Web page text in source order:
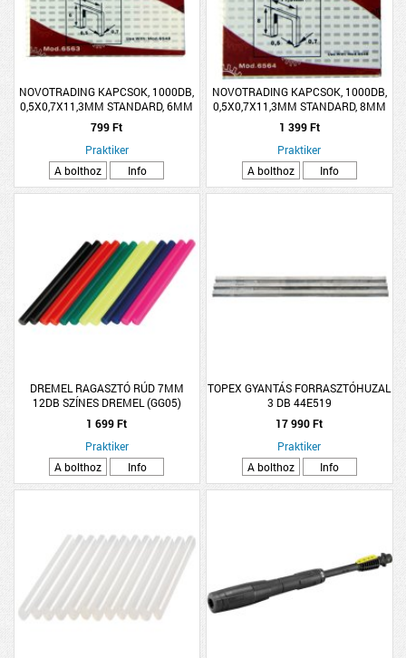
NOVOTRADING KAPCSOK, 1000DB,
0,5X0,7X11,3MM STANDARD, 6MM
799 Ft
Praktiker
A bolthoz
Info
NOVOTRADING KAPCSOK, 1000DB,
0,5X0,7X11,3MM STANDARD, 8MM
1 399 Ft
Praktiker
A bolthoz
Info
DREMEL RAGASZTÓ RÚD 7MM
12DB SZÍNES DREMEL (GG05)
1 699 Ft
Praktiker
A bolthoz
Info
TOPEX GYANTÁS FORRASZTÓHUZAL
3 DB 44E519
17 990 Ft
Praktiker
A bolthoz
Info